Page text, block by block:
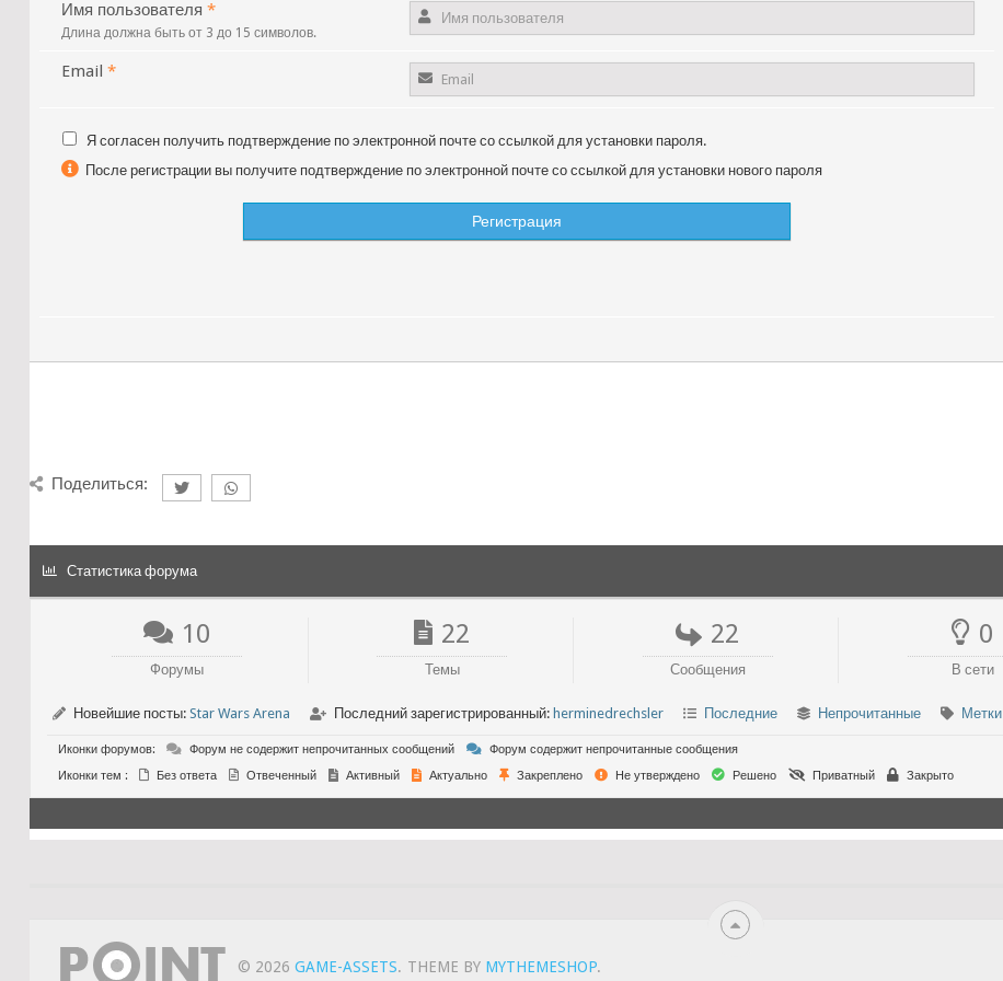
Имя пользователя *
Длина должна быть от 3 до 15 символов.
Email *
Я согласен получить подтверждение по электронной почте со ссылкой для установки пароля.
После регистрации вы получите подтверждение по электронной почте со ссылкой для установки нового пароля
Поделиться:
Статистика форума
10
Форумы
22
Темы
22
Сообщения
0
В сети
Новейшие посты: Star Wars Arena Последний зарегистрированный: herminedrechsler Последние Непрочитанные Метки
Иконки форумов: Форум не содержит непрочитанных сообщений
Форум содержит непрочитанные сообщения
Иконки тем :
Без ответа Отвеченный Активный Актуально Закреплено Не утверждено Решено Приватный Закрыто
© 2026GAME-ASSETS. THEME BY MYTHEMESHOP.